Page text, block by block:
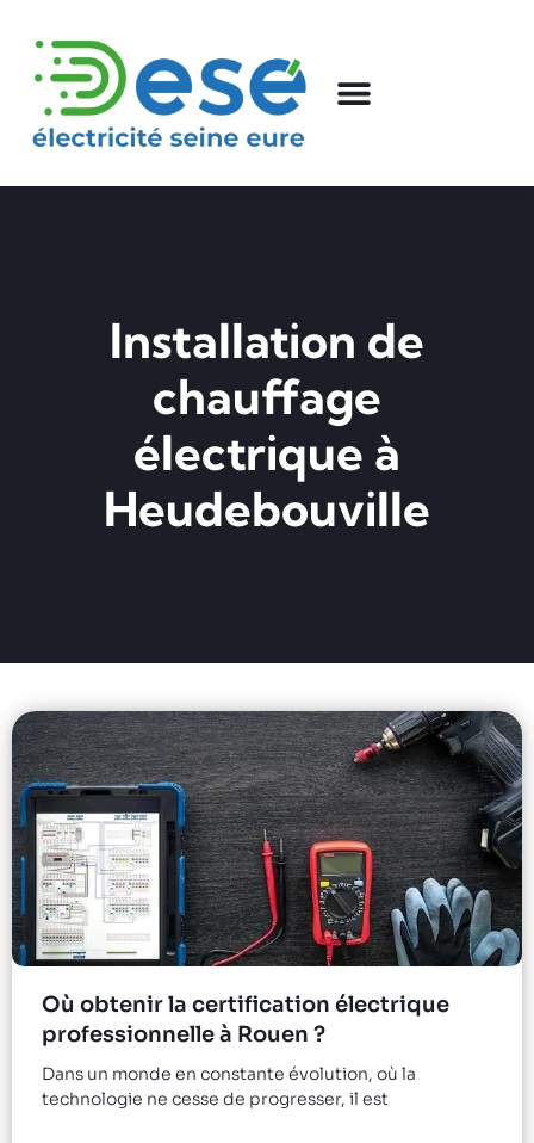
Installation de
chauffage
électrique à
Heudebouville
Où obtenir la certification électrique
professionnelle à Rouen ?
Dans un monde en constante évolution, où la
technologie ne cesse de progresser, il est